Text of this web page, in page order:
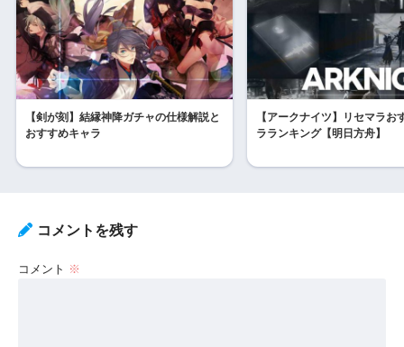
【剣が刻】結縁神降ガチャの仕様解説と
おすすめキャラ
【アークナイツ】リセマラお
ラランキング【明日方舟】
コメントを残す
コメント ※